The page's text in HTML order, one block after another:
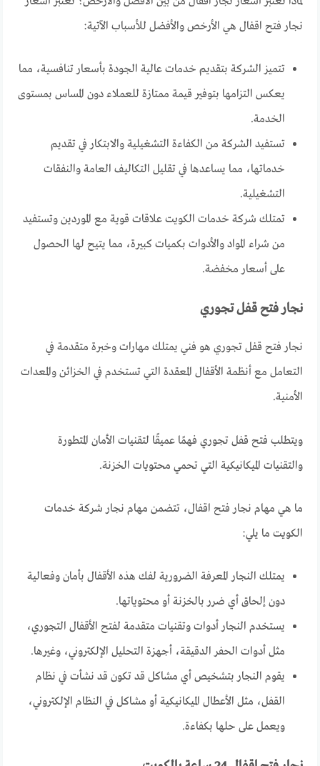
نجار فتح اقفال هي الأرخص والأفضل للأسباب الآتية:
تتميز الشركة بتقديم خدمات عالية الجودة بأسعار تنافسية، مما
يعكس التزامها بتوفير قيمة ممتازة للعملاء دون المساس بمستوى
الخدمة.
تستفيد الشركة من الكفاءة التشغيلية والابتكار في تقديم
خدماتها، مما يساعدها في تقليل التكاليف العامة والنفقات
التشغيلية.
تمتلك شركة خدمات الكويت علاقات قوية مع الموردين وتستفيد
من شراء المواد والأدوات بكميات كبيرة، مما يتيح لها الحصول
على أسعار مخفضة.
نجار فتح قفل تجوري
نجار فتح قفل تجوري هو فني يمتلك مهارات وخبرة متقدمة في
التعامل مع أنظمة الأقفال المعقدة التي تستخدم في الخزائن والمعدات
الأمنية.
ويتطلب فتح قفل تجوري فهمًا عميقًا لتقنيات الأمان المتطورة
والتقنيات الميكانيكية التي تحمي محتويات الخزنة.
ما هي مهام نجار فتح اقفال، تتضمن مهام نجار شركة خدمات
الكويت ما يلي:
يمتلك النجار المعرفة الضرورية لفك هذه الأقفال بأمان وفعالية
دون إلحاق أي ضرر بالخزنة أو محتوياتها.
يستخدم النجار أدوات وتقنيات متقدمة لفتح الأقفال التجوري،
مثل أدوات الحفر الدقيقة، أجهزة التحليل الإلكتروني، وغيرها.
يقوم النجار بتشخيص أي مشاكل قد تكون قد نشأت في نظام
القفل، مثل الأعطال الميكانيكية أو مشاكل في النظام الإلكتروني،
ويعمل على حلها بكفاءة.